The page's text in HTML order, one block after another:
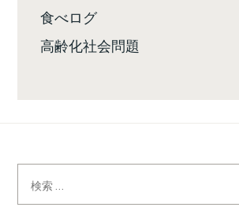
食べログ
高齢化社会問題
索: